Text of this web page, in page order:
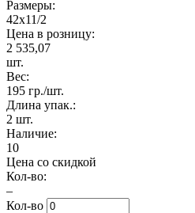
Размеры:
42x11/2
Цена в розницу:
2 535,07
шт.
Вес:
195 гр./шт.
Длина упак.:
2 шт.
Наличие:
10
Цена со скидкой
Кол-во:
–
Кол-во